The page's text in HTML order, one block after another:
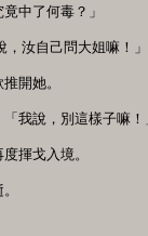
中了何毒？」
汝自己問大姐嘛！」
開她。
說，別這樣子嘛！
揮戈入境。